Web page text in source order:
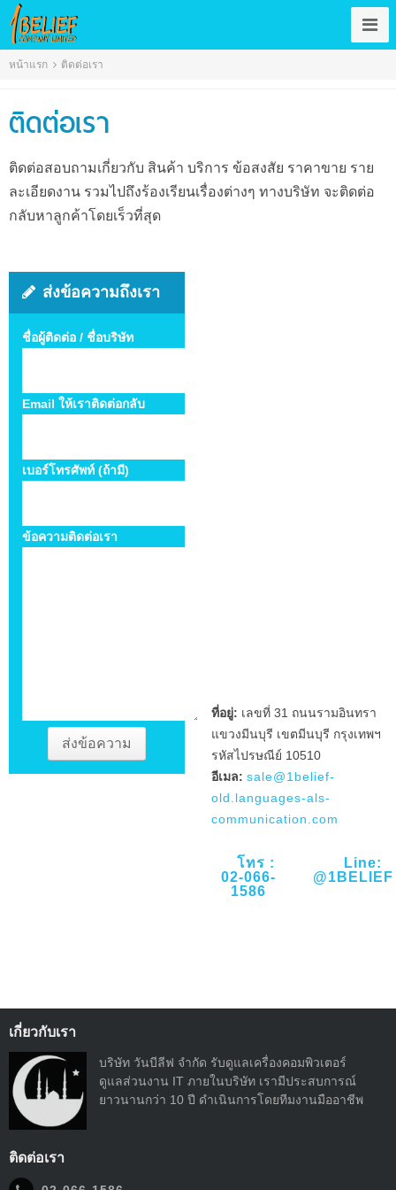
หน้าแรก ติดต่อเรา
ติดต่อเรา
ติดต่อสอบถามเกี่ยวกับ สินค้า บริการ ข้อสงสัย ราคาขาย ราย
ละเอียดงาน รวมไปถึงร้องเรียนเรื่องต่างๆ ทางบริษัท จะติดต่อ
กลับหาลูกค้าโดยเร็วที่สุด
ส่งข้อความถึงเรา
ชื่อผู้ติดต่อ / ชื่อบริษัท
Email ให้เราติดต่อกลับ
เบอร์โทรศัพท์ (ถ้ามี)
ข้อความติดต่อเรา
ที่อยู่: เลขที่ 31 ถนนรามอินทรา
แขวงมีนบุรี เขตมีนบุรี กรุงเทพฯ
รหัสไปรษณีย์ 10510
อีเมล: sale@1belief-
old.languages-als-
communication.com
โทร :
02-066-
1586
Line:
@1BELIEF
เกี่ยวกับเรา
บริษัท วันบีลีฟ จำกัด รับดูแลเครื่องคอมพิวเตอร์
ดูแลส่วนงาน IT ภายในบริษัท เรามีประสบการณ์
ยาวนานกว่า 10 ปี ดำเนินการโดยทีมงานมืออาชีพ
ติดต่อเรา